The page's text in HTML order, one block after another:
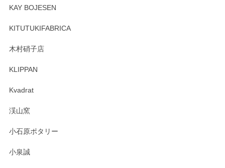
頂き誠にありがとうございます。 そしてレビュ
しくお願いいたします。
淡いグリーンのカラーがとても可愛いです❤️ ありがとうござ
KAY BOJESEN
KITUTUKIFABRICA
木村硝子店
KLIPPAN
Kvadrat
渓山窯
小石原ポタリー
小泉誠